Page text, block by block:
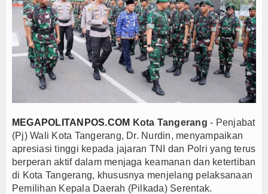
Anto Febrianto Tantang Pemuda Majalengka :
Interupsi PDIP Warnai Paripurna APBD
Bupati Majalengka Beberkan Hasil Paripurna
APBD Majalengka 2026 Naik Jadi Rp 3,14 Triliun,
Persib Gagal Juara, Ateng Sutisna Ajak
Bupati Majalengka Ajak Ribuan Bobotoh
Menteri UMKM Dorong APPI Perkuat Pasar
Bupati Barito Utara Hadiri Rakor Pemerintahan
Kaji Tiru ke Bantul, Pemkab Barito Utara Dalami
Anto Febrianto Tantang Pemuda Majalengka :
Interupsi PDIP Warnai Paripurna APBD
MEGAPOLITANPOS.COM Kota Tangerang - Penjabat
(Pj) Wali Kota Tangerang, Dr. Nurdin, menyampaikan
apresiasi tinggi kepada jajaran TNI dan Polri yang terus
berperan aktif dalam menjaga keamanan dan ketertiban
di Kota Tangerang, khususnya menjelang pelaksanaan
Pemilihan Kepala Daerah (Pilkada) Serentak.